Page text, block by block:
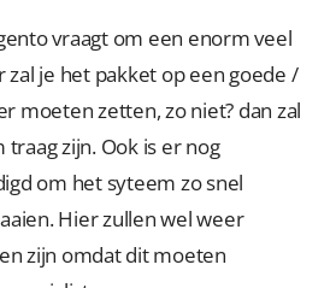
vraagt om een enorm veel
zal je het pakket op een goede /
moeten zetten, zo niet? dan zal
zijn. Ook is er nog
om het syteem zo snel
Hier zullen wel weer
zijn omdat dit moeten